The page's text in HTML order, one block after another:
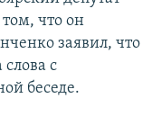
что он
заявил, что
с
беседе.